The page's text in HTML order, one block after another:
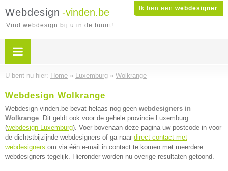
Ik ben een webdesigner
Webdesign -vinden.be
Vind webdesign bij u in de buurt!
U bent nu hier: Home » Luxemburg » Wolkrange
Webdesign Wolkrange
Webdesign-vinden.be bevat helaas nog geen webdesigners in
Wolkrange. Dit geldt ook voor de gehele provincie Luxemburg
(webdesign Luxemburg). Voer bovenaan deze pagina uw postcode in voor
de dichtstbijzijnde webdesigners of ga naar direct contact met
webdesigners om via één e-mail in contact te komen met meerdere
webdesigners tegelijk. Hieronder worden nu overige resultaten getoond.